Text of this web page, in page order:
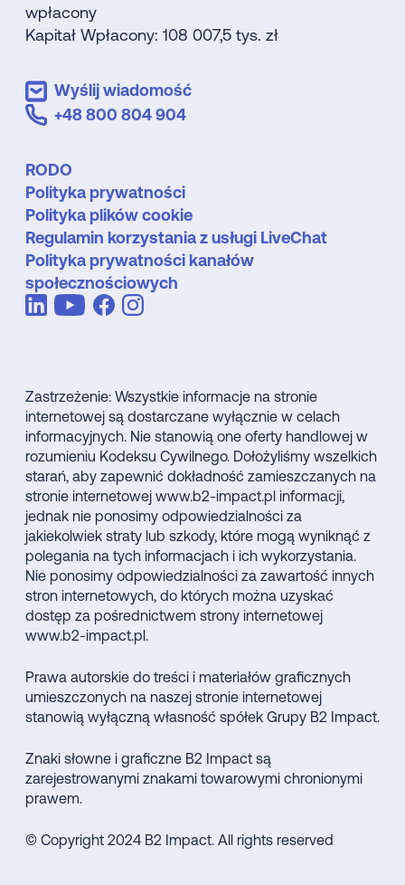
wpłacony
Kapitał Wpłacony: 108 007,5 tys. zł
Wyślij wiadomość
+48 800 804 904
RODO
Polityka prywatności
Polityka plików cookie
Regulamin korzystania z usługi LiveChat
Polityka prywatności kanałów
społecznościowych
Zastrzeżenie: Wszystkie informacje na stronie
internetowej są dostarczane wyłącznie w celach
informacyjnych. Nie stanowią one oferty handlowej w
rozumieniu Kodeksu Cywilnego. Dołożyliśmy wszelkich
starań, aby zapewnić dokładność zamieszczanych na
stronie internetowej www.b2-impact.pl informacji,
jednak nie ponosimy odpowiedzialności za
jakiekolwiek straty lub szkody, które mogą wyniknąć z
polegania na tych informacjach i ich wykorzystania.
Nie ponosimy odpowiedzialności za zawartość innych
stron internetowych, do których można uzyskać
dostęp za pośrednictwem strony internetowej
www.b2-impact.pl.
Prawa autorskie do treści i materiałów graficznych
umieszczonych na naszej stronie internetowej
stanowią wyłączną własność spółek Grupy B2 Impact.
Znaki słowne i graficzne B2 Impact są
zarejestrowanymi znakami towarowymi chronionymi
prawem.
© Copyright 2024 B2 Impact. All rights reserved